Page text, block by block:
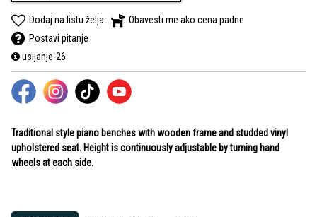
Dodaj na listu želja
Obavesti me ako cena padne
Postavi pitanje
usijanje-26
Traditional style piano benches with wooden frame and studded vinyl
upholstered seat. Height is continuously adjustable by turning hand
wheels at each side.